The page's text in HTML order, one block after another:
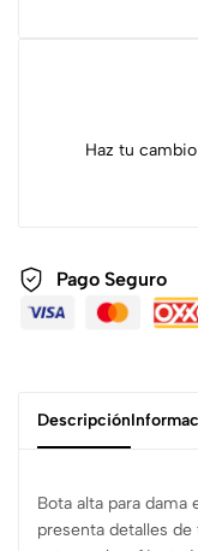
Haz tu
Pago Seguro
Descripción
Bota alta para dama
presenta detalles